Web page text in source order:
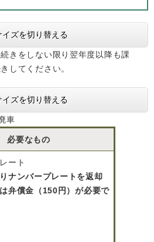
イズを切り替える
きをしない限り翌年度以降も課
してください。
イズを切り替える
車
必要なもの
ート
ナンバープレートを返却
弁償金（150円）が必要で